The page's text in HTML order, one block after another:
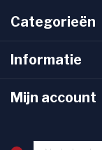
Categorieën
Informatie
Mijn account